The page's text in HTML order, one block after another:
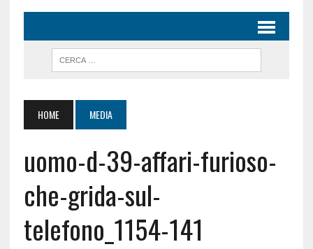
HOME MEDIA
uomo-d-39-affari-furioso-
che-grida-sul-
telefono_1154-141